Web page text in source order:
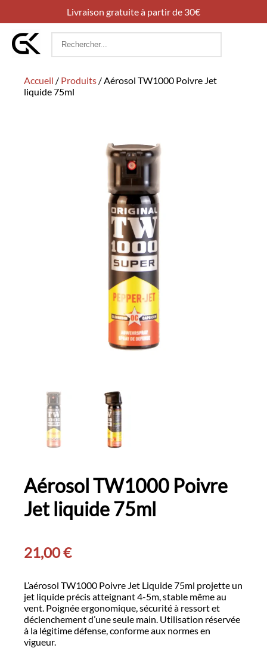
Livraison gratuite à partir de 30€
Rechercher
Accueil / Produits /Aérosol TW1000 Poivre Jet
liquide 75ml
Aérosol TW1000 Poivre
Jet liquide 75ml
21,00€
L’aérosol TW1000 Poivre Jet Liquide 75ml projette un
jet liquide précis atteignant 4-5m, stable même au
vent. Poignée ergonomique, sécurité à ressort et
déclenchement d’une seule main. Utilisation réservée
à la légitime défense, conforme aux normes en
vigueur.